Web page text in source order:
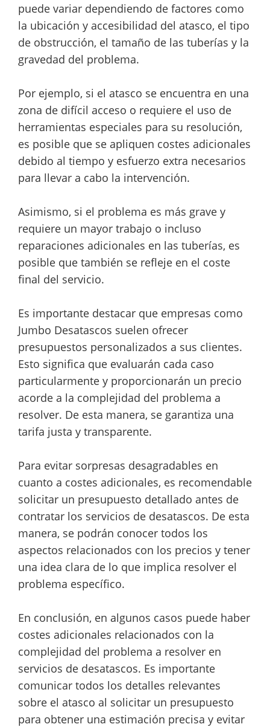
puede variar dependiendo de factores como
la ubicación y accesibilidad del atasco, el tipo
de obstrucción, el tamaño de las tuberías y la
gravedad del problema.
Por ejemplo, si el atasco se encuentra en una
zona de difícil acceso o requiere el uso de
herramientas especiales para su resolución,
es posible que se apliquen costes adicionales
debido al tiempo y esfuerzo extra necesarios
para llevar a cabo la intervención.
Asimismo, si el problema es más grave y
requiere un mayor trabajo o incluso
reparaciones adicionales en las tuberías, es
posible que también se refleje en el coste
final del servicio.
Es importante destacar que empresas como
Jumbo Desatascos suelen ofrecer
presupuestos personalizados a sus clientes.
Esto significa que evaluarán cada caso
particularmente y proporcionarán un precio
acorde a la complejidad del problema a
resolver. De esta manera, se garantiza una
tarifa justa y transparente.
Para evitar sorpresas desagradables en
cuanto a costes adicionales, es recomendable
solicitar un presupuesto detallado antes de
contratar los servicios de desatascos. De esta
manera, se podrán conocer todos los
aspectos relacionados con los precios y tener
una idea clara de lo que implica resolver el
problema específico.
En conclusión, en algunos casos puede haber
costes adicionales relacionados con la
complejidad del problema a resolver en
servicios de desatascos. Es importante
comunicar todos los detalles relevantes
sobre el atasco al solicitar un presupuesto
para obtener una estimación precisa y evitar